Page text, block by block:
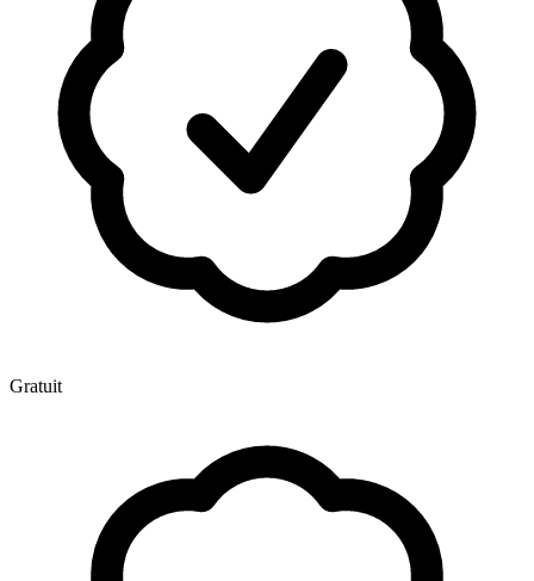
Gratuit